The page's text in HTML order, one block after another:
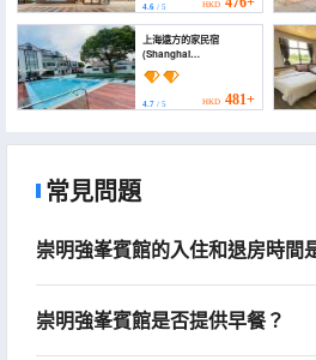
4.6 / 5 HKD 476+
上海遠方的家民宿
(Shanghai
Yuanfangdejia
Homestay)
4.7 / 5 HKD 481+
常見問題
崇明強峯賓館的入住和退房時間
崇明強峯賓館是否提供早餐？